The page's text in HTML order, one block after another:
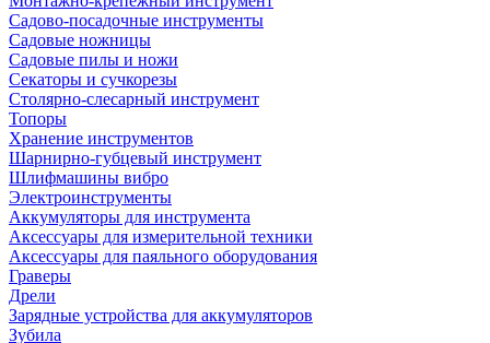
Садово-посадочные инструменты
Садовые ножницы
Садовые пилы и ножи
Секаторы и сучкорезы
Столярно-слесарный инструмент
Топоры
Хранение инструментов
Шарнирно-губцевый инструмент
Шлифмашины вибро
Электроинструменты
Аккумуляторы для инструмента
Аксессуары для измерительной техники
Аксессуары для паяльного оборудования
Граверы
Дрели
Зарядные устройства для аккумуляторов
Зубила